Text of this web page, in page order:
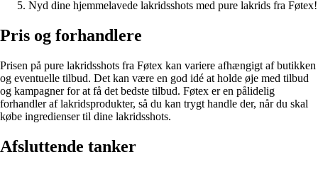
Nyd dine hjemmelavede lakridsshots med pure lakrids fra Føtex!
Pris og forhandlere
Prisen på pure lakridsshots fra Føtex kan variere afhængigt af butikken
og eventuelle tilbud. Det kan være en god idé at holde øje med tilbud
og kampagner for at få det bedste tilbud. Føtex er en pålidelig
forhandler af lakridsprodukter, så du kan trygt handle der, når du skal
købe ingredienser til dine lakridsshots.
Afsluttende tanker